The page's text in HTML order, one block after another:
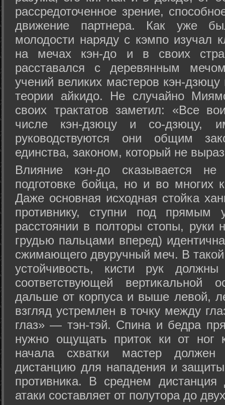
рассредоточенное зрение,
движение партнера. Как уже
молодости наряду с кэмпо изучал
на мечах кэн-до и в своих
расставался с деревянным
учений великих мастеров кэн-
теории айкидо. Не случайно
своих трактатов заметил: «Все
числе кэн-дзюцу и со-дзюцу,
руководствуются они общим
единства, законом, который не
Влияние кэн-до сказывается не
подготовке бойца, но и во многих
Даже основная исходная стойка
противнику, ступни под прямым
расстоянии в полторы стопы, руки
грудью пальцами вперед)
сжимающего двуручный меч. В
устойчивость, кисти рук
соответствующей
дальше от корпуса и выше левой,
взгляд устремлен в точку между
глаз» — тэн-тэй. Спина и бедра
нужно ощущать приток ки от
начала схватки мастер должен
дистанцию для нападения и
противника. В среднем
атаки составляет от полутора до